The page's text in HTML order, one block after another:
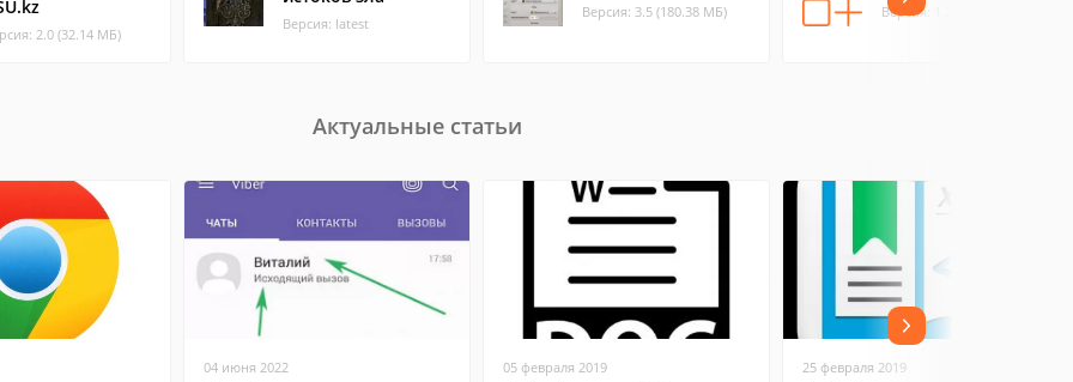
2.0 (32.14 МБ)
Версия: latest
Версия: 3.5 (180.38 МБ) Версия: 1.2.1 (1.18 МБ)
Актуальные статьи
04 июня 2022 05 февраля 2019 25 февраля 2019